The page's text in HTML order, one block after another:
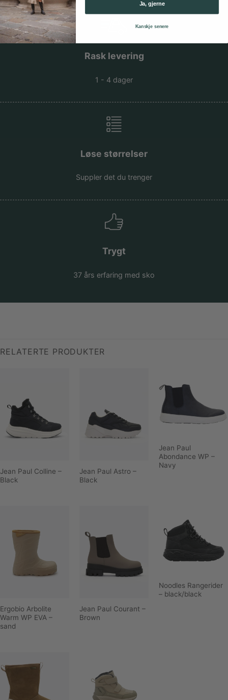
Rask levering
1 - 4 dager
Løse størrelser
Suppler det du trenger
Trygt
37 års erfaring med sko
RELATERTE PRODUKTER
Jean Paul Colline –
Black
Jean Paul Astro –
Black
Jean Paul
Abondance WP –
Navy
Ergobio Arbolite
Warm WP EVA –
sand
Jean Paul Courant –
Brown
Noodles Rangerider
– black/black
Ja, gjerne
Kanskje senere